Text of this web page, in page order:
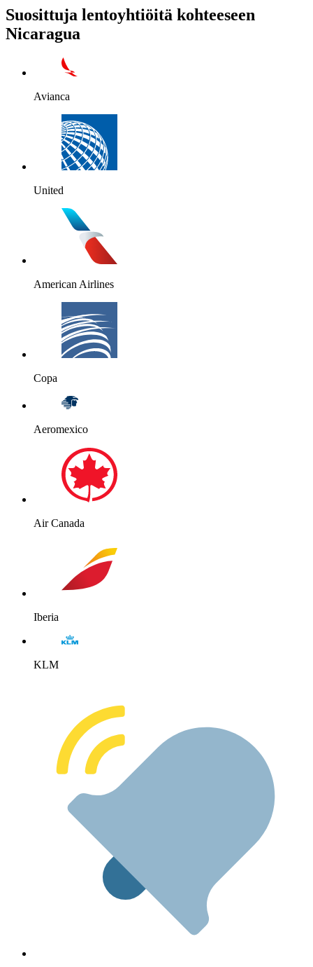
Suosittuja lentoyhtiöitä kohteeseen
Nicaragua
Avianca
United
American Airlines
Copa
Aeromexico
Air Canada
Iberia
KLM